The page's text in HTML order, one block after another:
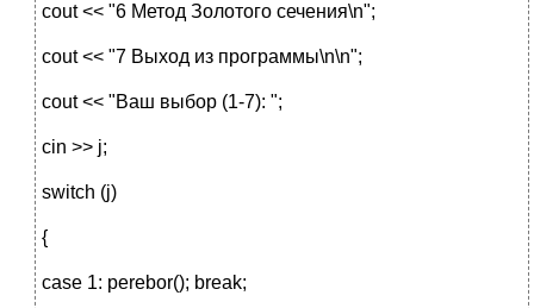
cout << "6 Метод Золотого сечения\n";
cout << "7 Выход из программы\n\n";
cout << "Ваш выбор (1-7): ";
cin >> j;
switch (j)
{
case 1: perebor(); break;